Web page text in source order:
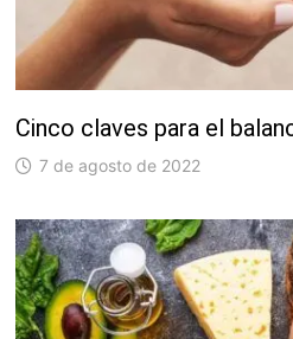
Cinco claves para el
7 de agosto de 2022